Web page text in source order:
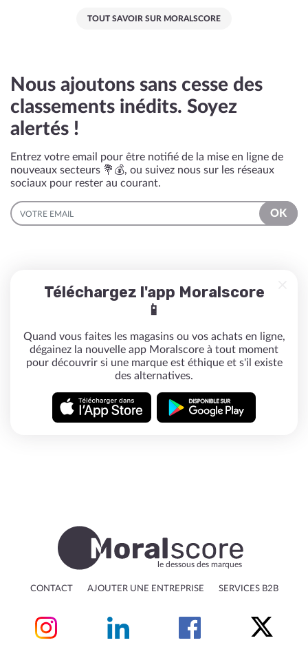
TOUT SAVOIR SUR MORALSCORE
Nous ajoutons sans cesse des
classements inédits. Soyez
alertés !
Entrez votre email pour être notifié de la mise en ligne de
nouveaux secteurs 💐💰, ou suivez nous sur les réseaux
sociaux pour rester au courant.
EMAIL
OK
Téléchargez l'app Moralscore
📱
Quand vous faites les magasins ou vos achats en ligne,
dégainez la nouvelle app Moralscore à tout moment
pour découvrir si une marque est éthique et s'il existe
des alternatives.
le dessous des marques
CONTACT AJOUTER UNE ENTREPRISE SERVICES B2B